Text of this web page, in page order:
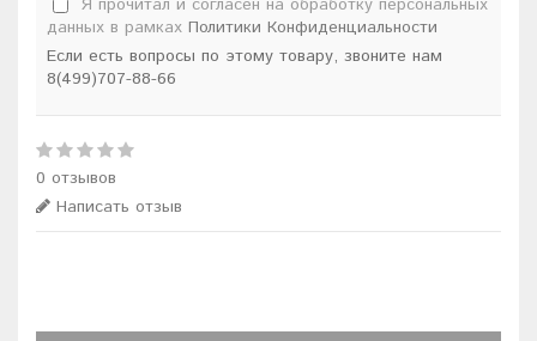
Я прочитал и согласен на обработку персональных
данных в рамках Политики Конфиденциальности
Если есть вопросы по этому товару, звоните нам
8(499)707-88-66
0 отзывов
Написать отзыв